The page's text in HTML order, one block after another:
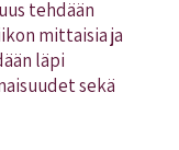
tehdään
mittaisia ja
läpi
sekä